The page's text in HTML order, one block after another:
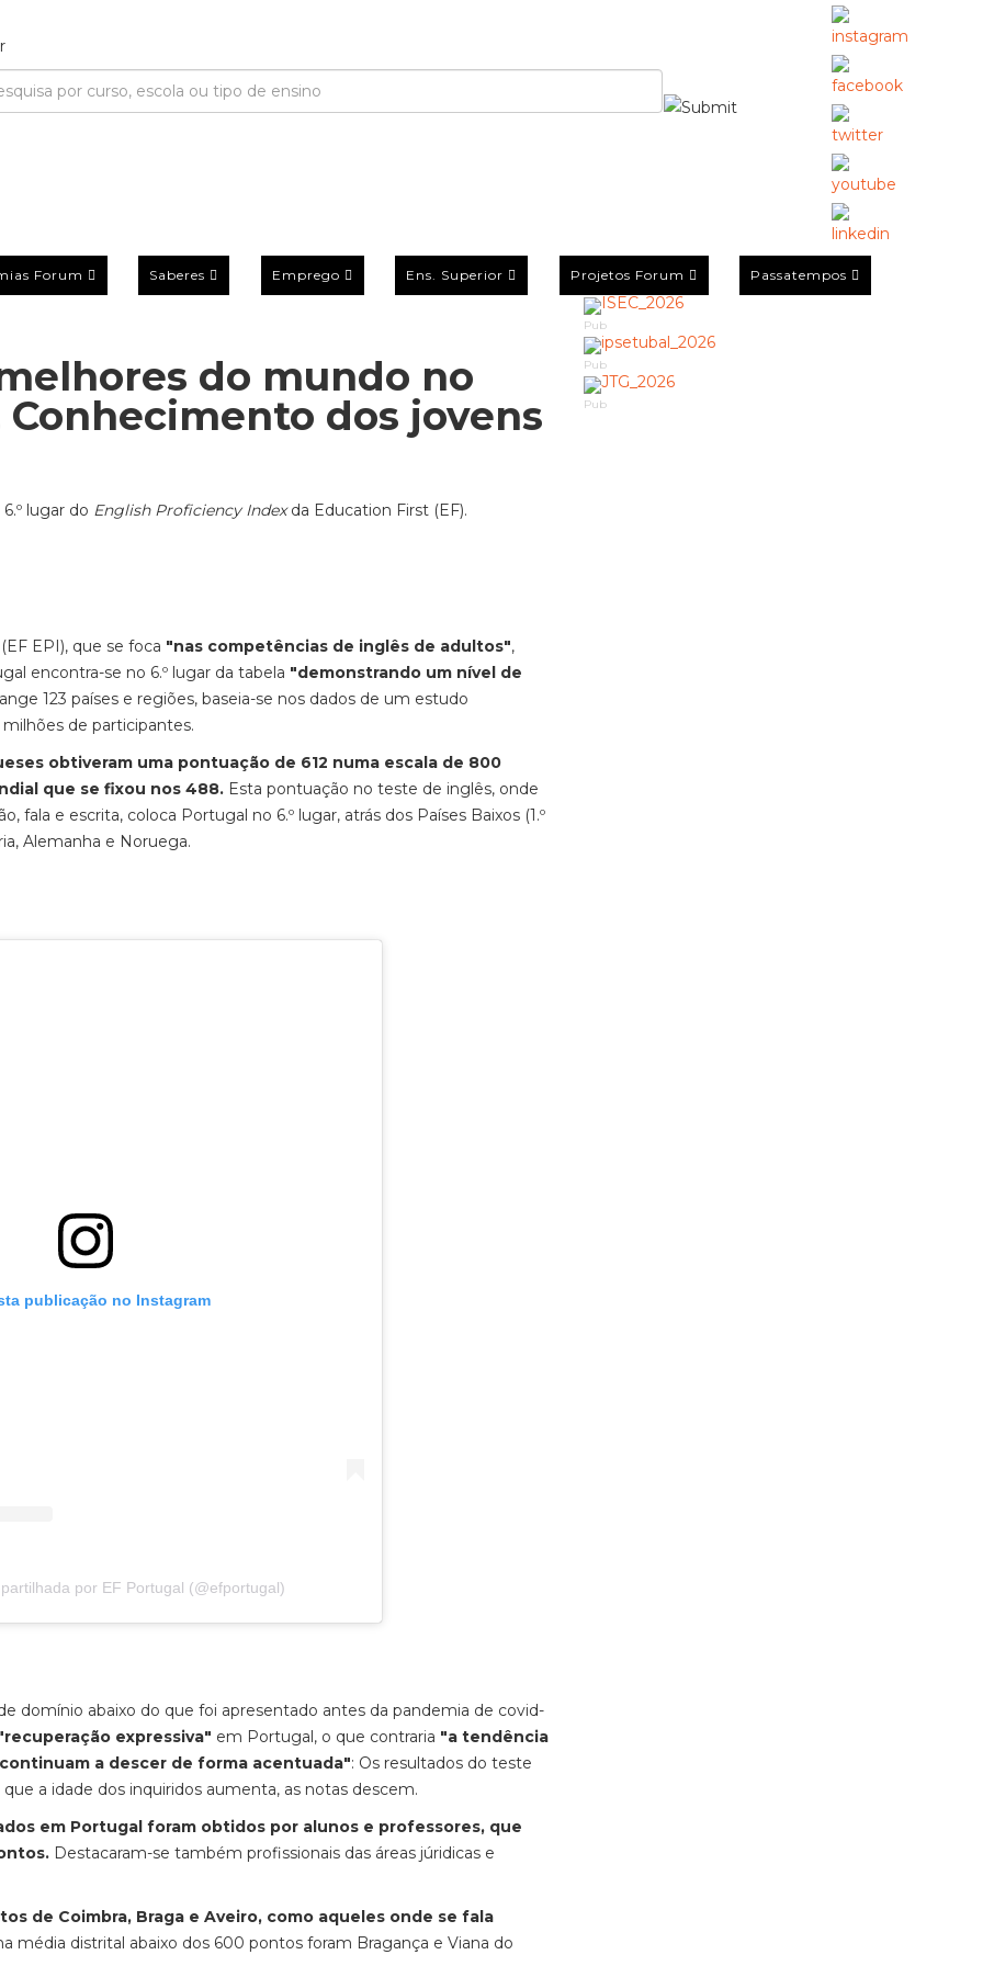
Forum Saberes Emprego Ens. Superior Projetos Forum Passatempos
do mundo no
dos jovens
lugar do English Proficiency Indexda Education First (EF).
(EF EPI), que se foca "nas competências de inglês de adultos",
encontra-se no 6.º lugar da tabela "demonstrando um nível de
123 países e regiões, baseia-se nos dados de um estudo
de participantes.
obtiveram uma pontuação de 612 numa escala de 800
que se fixou nos 488. Esta pontuação no teste de inglês, onde
fala e escrita, coloca Portugal no 6.º lugar, atrás dos Países Baixos (1.º
Alemanha e Noruega.
publicação no Instagram
por EF Portugal (@efportugal)
domínio abaixo do que foi apresentado antes da pandemia de covid-
expressiva" em Portugal, o que contraria "a tendência
a descer de forma acentuada": Os resultados do teste
a idade dos inquiridos aumenta, as notas descem.
em Portugal foram obtidos por alunos e professores, que
Destacaram-se também profissionais das áreas júridicas e
de Coimbra, Braga e Aveiro, como aqueles onde se fala
média distrital abaixo dos 600 pontos foram Bragança e Viana do
Pub
Pub
Pub